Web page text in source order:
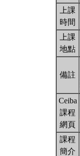
上課
時間
上課
地點
備註
Ceiba
課程
網頁
課程
簡介